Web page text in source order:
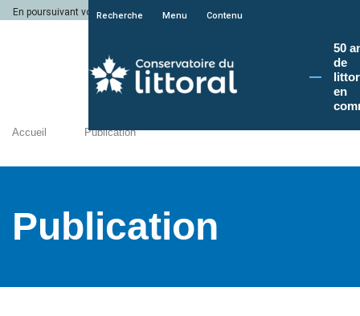
En poursuivant votre navigation sur le site du Conservatoire du littoral, vous
Recherche Menu Contenu
50
de
en
Accueil Publication
Publication